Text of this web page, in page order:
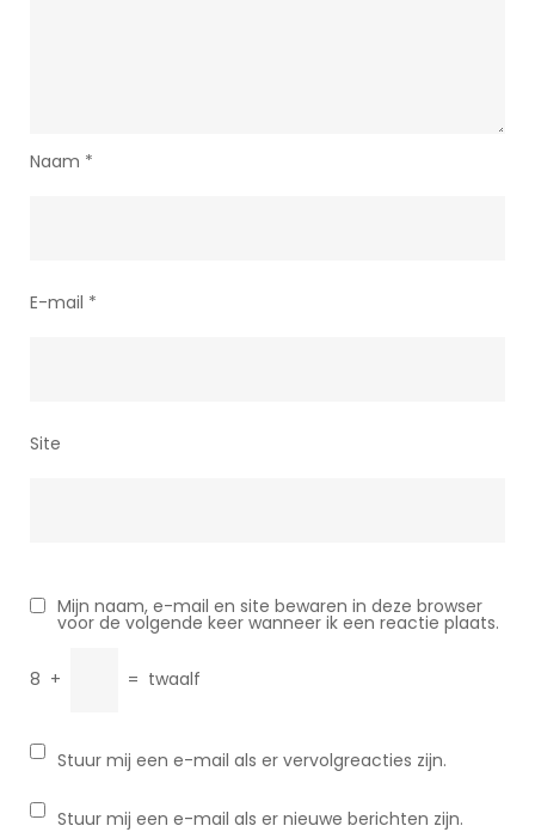
Naam *
E-mail *
Site
Mijn naam, e-mail en site bewaren in deze browser
voor de volgende keer wanneer ik een reactie plaats.
8 + = twaalf
Stuur mij een e-mail als er vervolgreacties zijn.
Stuur mij een e-mail als er nieuwe berichten zijn.